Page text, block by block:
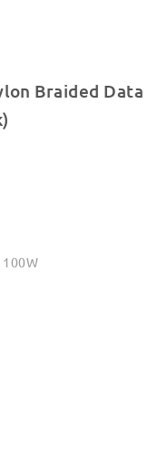
Braided Data
100W